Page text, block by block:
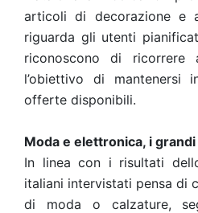
articoli di decorazione e
riguarda gli utenti
riconoscono di ricorrere
l’obiettivo di mantenersi
offerte disponibili.
Moda e elettronica, i
In linea con i risultati
italiani intervistati pensa di
di moda o calzature,